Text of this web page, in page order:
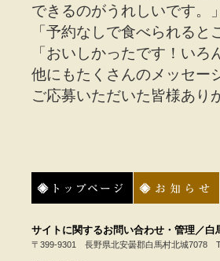
できるのがうれしいです。」
「予約なしで食べられる
「おいしかったです！い
他にもたくさんのメッセー
ご応募いただいた皆様あり
サイトに関するお問い合わせ・管理／白
〒399-9301 長野県北安曇郡白馬村北城7078